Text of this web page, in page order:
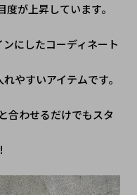
が上昇しています。
にしたコーディネート
やすいアイテムです。
合わせるだけでもスタ